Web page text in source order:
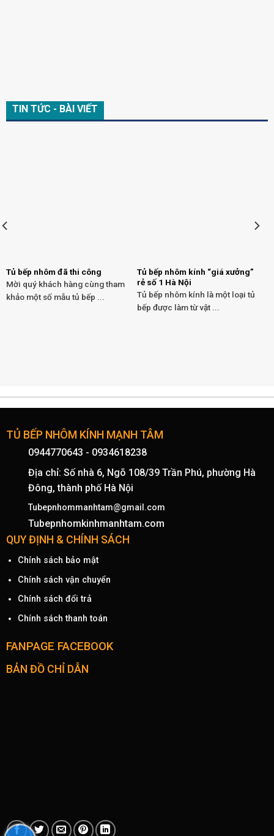
TIN TỨC - BÀI VIẾT
Tủ bếp nhôm đã thi công
Mời quý khách hàng cùng tham
khảo một số mẫu tủ bếp ...
Tủ bếp nhôm kính “giá xưởng”
rẻ số 1 Hà Nội
Tủ bếp nhôm kính là một loại tủ
bếp được làm từ vật ...
TỦ BẾP NHÔM KÍNH MẠNH TÂM
0944770643 - 0934618238
Địa chỉ: Số nhà 6, Ngõ 108/39 Trần Phú, phường Hà
Đông, thành phố Hà Nội
Tubepnhommanhtam@gmail.com
Tubepnhomkinhmanhtam.com
QUY ĐỊNH & CHÍNH SÁCH
Chính sách bảo mật
Chính sách vận chuyển
Chính sách đổi trả
Chính sách thanh toán
FANPAGE FACEBOOK
BẢN ĐỒ CHỈ DẪN